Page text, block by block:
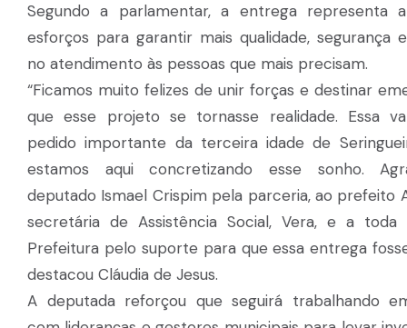
Segundo a parlamentar, a entrega representa
esforços para garantir mais qualidade, segurança
no atendimento às pessoas que mais precisam.
“Ficamos muito felizes de unir forças e destinar
que esse projeto se tornasse realidade. Essa
pedido importante da terceira idade de
estamos aqui concretizando esse sonho.
deputado Ismael Crispim pela parceria, ao prefeito
secretária de Assistência Social, Vera, e a toda
Prefeitura pelo suporte para que essa entrega
destacou Cláudia de Jesus.
A deputada reforçou que seguirá trabalhando